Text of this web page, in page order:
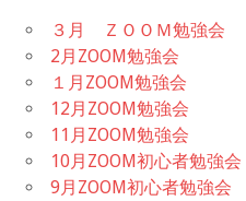
３月 ＺＯＯＭ勉強会
2月ZOOM勉強会
１月ZOOM勉強会
12月ZOOM勉強会
11月ZOOM勉強会
10月ZOOM初心者勉強会
9月ZOOM初心者勉強会